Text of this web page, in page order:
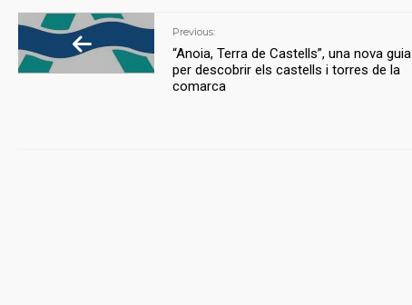
Previous:
“Anoia, Terra de Castells”, una nova guia
per descobrir els castells i torres de la
comarca